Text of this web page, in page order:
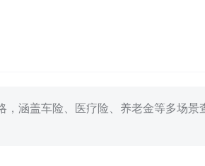
，涵盖车险、医疗险、养老金等多场景